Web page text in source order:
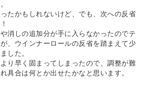
たかもしれないけど、でも、次への反省
消しの追加分が手に入らなかったのでテ
、ウインナーロールの反省を踏まえて少
した。
り早く固まってしまったので、調整が難
具合は何とか出せたかなと思います。